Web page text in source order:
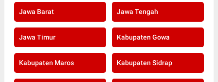
Jawa Barat Jawa Tengah
Jawa Timur Kabupaten Gowa
Kabupaten Maros Kabupaten Sidrap